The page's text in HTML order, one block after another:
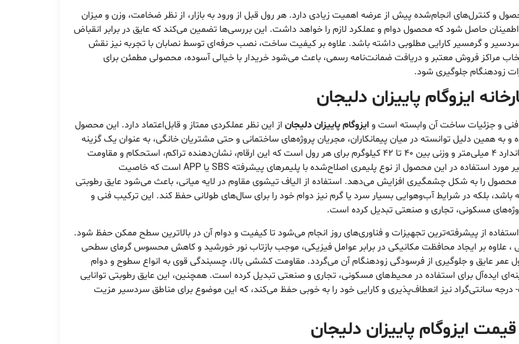
و کنترل‌های انجام‌شده پیش از عرضه اهمیت زیادی دارد. هر رول قبل از ورود به بازار، از نظر ضخامت، وزن و میزان
حاصل شود که محصول دوام و عملکرد لازم را خواهد داشت. این بررسی‌ها تضمین می‌کند که عایق در برابر انقباض
و گرمسیر کارایی مطلوبی داشته باشد. علاوه بر کیفیت ساخت، نصب حرفه‌ای توسط نصابان با تجربه نیز نقش
مراکز فروش معتبر و دریافت ضمانت‌نامه رسمی، باعث می‌شود خریدار با خیالی آسوده‌، محصولی مطمئن برای
زودهنگام جلوگیری شود.
ایزوگام پاییزان دلیجان
فنی و جزئیات ساخت آن وابسته است و ایزوگام پاییزان دلیجان از این نظر عملکردی ممتاز و قابل‌اعتماد دارد. این محصول
و به همین دلیل توانسته در میان پیمانکاران، مجریان پروژه‌های ساختمانی و حتی مشتریان خانگی، به عنوان یک گزینه
برتر شناخته شود. این عایق رطوبتی دارای ضخامت استاندارد ۴ میلی‌متر و وزنی بین ۴۰ تا ۴۲ کیلوگرم برای هر رول است که این ارقام، نشان‌دهنده تراکم، استحکام و مقاومت
بالای لایه‌های آن در برابر فشار و عوامل محیطی است. قیر مورد استفاده در این محصول از نوع پلیمری اصلاح‌شده با پلیمرهای پیشرفته SBS یا APP است که خاصیت
را به شکل چشمگیری افزایش می‌دهد. استفاده از الیاف تیشوی مقاوم در لایه میانی، باعث می‌شود عایق رطوبتی
باشد، بلکه در شرایط آب‌وهوایی بسیار سرد یا گرم نیز دوام خود را برای سال‌های طولانی حفظ کند. این ترکیب فنی و
مسکونی، تجاری و صنعتی تبدیل کرده است.
استفاده از پیشرفته‌ترین تجهیزات و فناوری‌های روز انجام می‌شود تا کیفیت و دوام آن در بالاترین سطح ممکن حفظ شود.
، علاوه بر ایجاد محافظت مکانیکی در برابر عوامل فیزیکی، موجب بازتاب نور خورشید و کاهش محسوس گرمای سطحی
عایق و جلوگیری از فرسودگی زودهنگام آن می‌گردد. مقاومت کششی بالا، چسبندگی قوی به انواع سطوح و دوام
ایده‌آل برای استفاده در محیط‌های مسکونی، تجاری و صنعتی تبدیل کرده است. همچنین، این عایق رطوبتی توانایی
تحمل تغییرات شدید دمایی را داشته و حتی در دمای ۵- درجه سانتی‌گراد نیز انعطاف‌پذیری و کارایی خود را به خوبی حفظ می‌کند، که این موضوع برای مناطق سردسیر مزیت
ایزوگام پاییزان دلیجان